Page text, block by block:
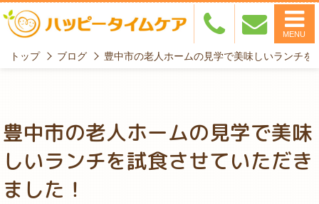
MENU
トップ ブログ 豊中市の老人ホームの見学で美味しいランチを
豊中市の老人ホームの見学で美味
しいランチを試食させていただき
ました！